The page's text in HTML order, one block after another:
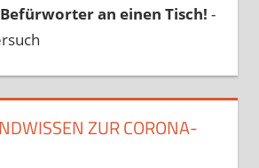
an einen Tisch! -
ZUR CORONA-